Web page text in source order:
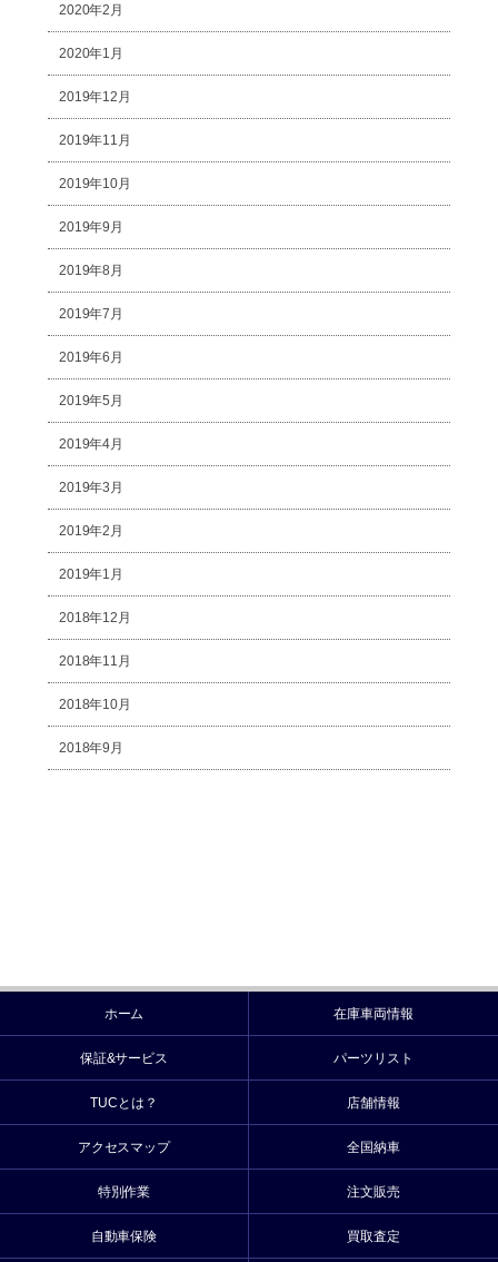
2020年2月
2020年1月
2019年12月
2019年11月
2019年10月
2019年9月
2019年8月
2019年7月
2019年6月
2019年5月
2019年4月
2019年3月
2019年2月
2019年1月
2018年12月
2018年11月
2018年10月
2018年9月
ホーム 在庫車両情報
保証&サービス パーツリスト
TUCとは？ 店舗情報
アクセスマップ 全国納車
特別作業 注文販売
自動車保険 買取査定